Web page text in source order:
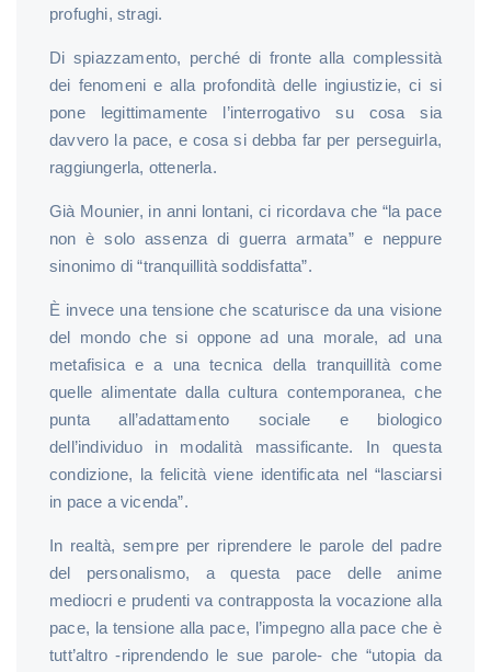
profughi, stragi.
Di spiazzamento, perché di fronte alla complessità
dei fenomeni e alla profondità delle ingiustizie, ci si
pone legittimamente l’interrogativo su cosa sia
davvero la pace, e cosa si debba far per perseguirla,
raggiungerla, ottenerla.
Già Mounier, in anni lontani, ci ricordava che “la pace
non è solo assenza di guerra armata” e neppure
sinonimo di “tranquillità soddisfatta”.
È invece una tensione che scaturisce da una visione
del mondo che si oppone ad una morale, ad una
metafisica e a una tecnica della tranquillità come
quelle alimentate dalla cultura contemporanea, che
punta all’adattamento sociale e biologico
dell’individuo in modalità massificante. In questa
condizione, la felicità viene identificata nel “lasciarsi
in pace a vicenda”.
In realtà, sempre per riprendere le parole del padre
del personalismo, a questa pace delle anime
mediocri e prudenti va contrapposta la vocazione alla
pace, la tensione alla pace, l’impegno alla pace che è
tutt’altro -riprendendo le sue parole- che “utopia da